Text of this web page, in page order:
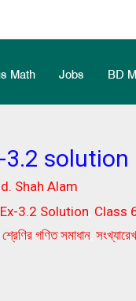
Math Jobs BD
solution ||
Shah Alam
3.2 Solution Class
শ্রেণির গণিত সমাধান